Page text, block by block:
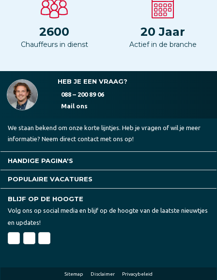
2600
Chauffeurs in dienst
20 Jaar
Actief in de branche
HEB JE EEN VRAAG?
088 – 200 89 06
Mail ons
We staan bekend om onze korte lijntjes. Heb je vragen of wil je meer
informatie? Neem direct contact met ons op!
HANDIGE PAGINA'S
POPULAIRE VACATURES
BLIJF OP DE HOOGTE
Volg ons op social media en blijf op de hoogte van de laatste nieuwtjes
en updates!
Sitemap Disclaimer Privacybeleid